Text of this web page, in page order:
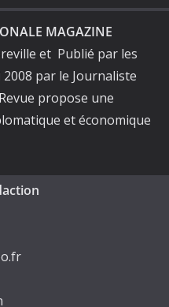
MAGAZINE
et Publié par les
par le Journaliste
propose une
et économique